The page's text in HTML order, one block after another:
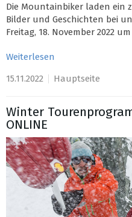
Die Mountainbiker laden ein
Bilder und Geschichten bei
Freitag, 18. November 2022
Weiterlesen
15.11.2022
Hauptseite
Winter
ONLINE